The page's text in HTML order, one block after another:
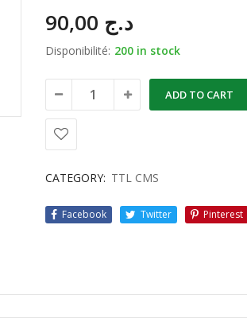
د.ج
Disponibilité: 200 in stock
ADD TO CART
CATEGORY: TTL CMS
Facebook Twitter Pinterest